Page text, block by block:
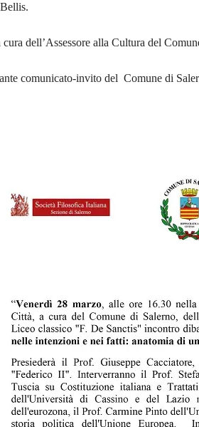
.
dell’Assessore alla Cultura del
comunicato-invito del Comune di